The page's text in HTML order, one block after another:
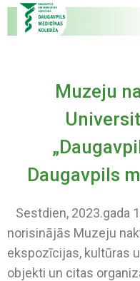
Muzeju
Daugavpils
Sestdien, 2023.gada
norisinājās Muzeju
ekspozīcijas, kultūras
objekti un citas